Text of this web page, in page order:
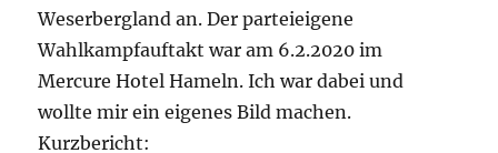
Weserbergland an. Der parteieigene
Wahlkampfauftakt war am 6.2.2020 im
Mercure Hotel Hameln. Ich war dabei und
wollte mir ein eigenes Bild machen.
Kurzbericht: